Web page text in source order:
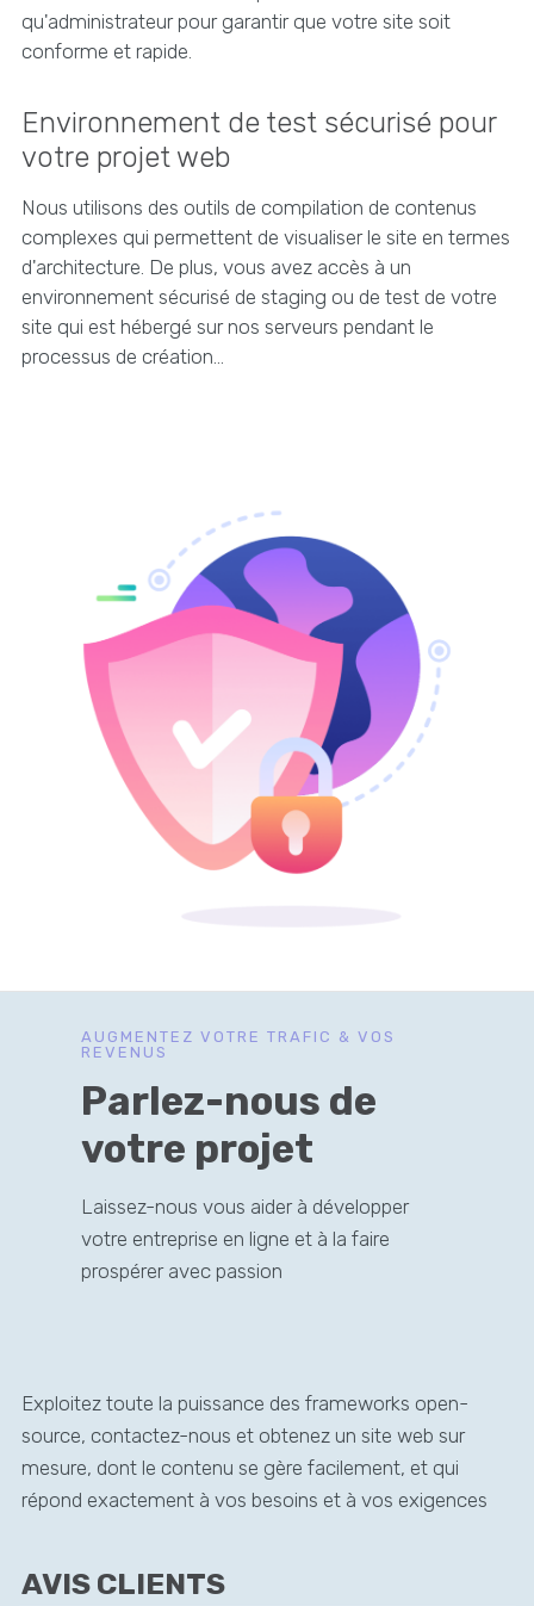
qu'administrateur pour garantir que votre site soit
conforme et rapide.
Environnement de test sécurisé pour
votre projet web
Nous utilisons des outils de compilation de contenus
complexes qui permettent de visualiser le site en termes
d'architecture. De plus, vous avez accès à un
environnement sécurisé de staging ou de test de votre
site qui est hébergé sur nos serveurs pendant le
processus de création...
AUGMENTEZ VOTRE TRAFIC & VOS
REVENUS
Parlez-nous de
votre projet
Laissez-nous vous aider à développer
votre entreprise en ligne et à la faire
prospérer avec passion
Exploitez toute la puissance des frameworks open-
source, contactez-nous et obtenez un site web sur
mesure, dont le contenu se gère facilement, et qui
répond exactement à vos besoins et à vos exigences
AVIS CLIENTS